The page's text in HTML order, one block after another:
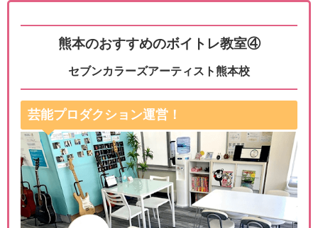
熊本のおすすめのボイトレ教室④
セブンカラーズアーティスト熊本校
芸能プロダクション運営！